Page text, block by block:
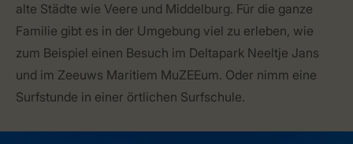
alte Städte wie Veere und Middelburg. Für die ganze
Familie gibt es in der Umgebung viel zu erleben, wie
zum Beispiel einen Besuch im Deltapark Neeltje Jans
und im Zeeuws Maritiem MuZEEum. Oder nimm eine
Surfstunde in einer örtlichen Surfschule.